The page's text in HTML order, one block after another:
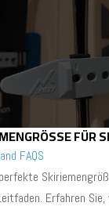
FÜR
FAQS
Erfahren Sie,